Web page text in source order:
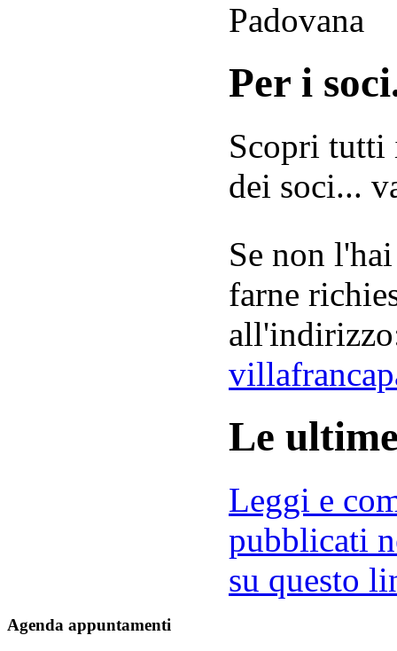
Padovana
Per i
Scopri tutti
dei soci...
Se non
farne
Le
Leggi e
pubblicati
su questo
Agenda appuntamenti